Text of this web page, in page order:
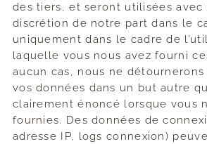
des tiers, et seront utilisées avec
discrétion de notre part dans le
uniquement dans le cadre de
laquelle vous nous avez fourni
aucun cas, nous ne détournerons
vos données dans un but autre
clairement énoncé lorsque vous
fournies. Des données de
adresse IP, logs connexion)